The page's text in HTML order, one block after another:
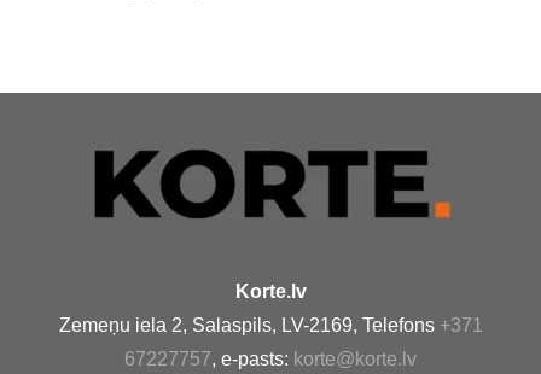
Korte.lv
Zemeņu iela 2, Salaspils, LV-2169, Telefons +371
67227757, e-pasts: korte@korte.lv